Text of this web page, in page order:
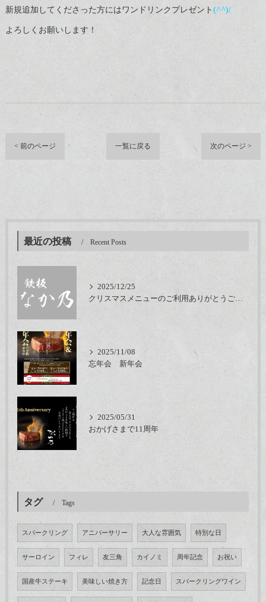
新規追加してくださった方にはワンドリンクプレゼント (^^)/
よろしくお願いします！
< 前のページ 一覧に戻る 次のページ >
最近の投稿 Recent Posts
2025/12/25
クリスマスメニューのご利用ありがとうございました
2025/11/08
忘年会 新年会
2025/05/31
おかげさまで11周年
タグ Tags
スパークリング アニバーサリー 大人な雰囲気 特別な日
サーロイン フィレ 友三角 カイノミ 周年記念 お祝い
国産牛ステーキ 美味しい焼き方 記念日 スパークリングワイン